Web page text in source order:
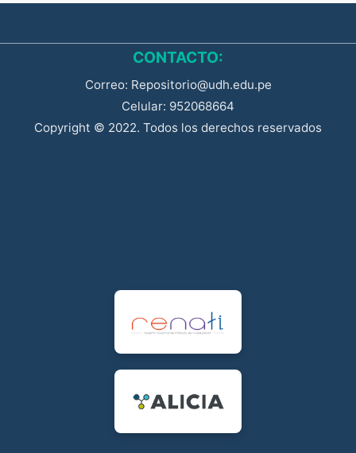
CONTACTO:
Correo: Repositorio@udh.edu.pe
Celular: 952068664
Copyright © 2022. Todos los derechos reservados